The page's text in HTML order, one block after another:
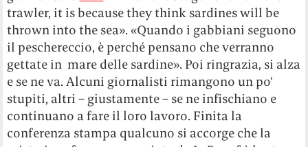
trawler, it is because they think sardines will be
thrown into the sea». «Quando i gabbiani seguono
il peschereccio, è perché pensano che verranno
gettate in mare delle sardine». Poi ringrazia, si alza
e se ne va. Alcuni giornalisti rimangono un po’
stupiti, altri – giustamente – se ne infischiano e
continuano a fare il loro lavoro. Finita la
conferenza stampa qualcuno si accorge che la